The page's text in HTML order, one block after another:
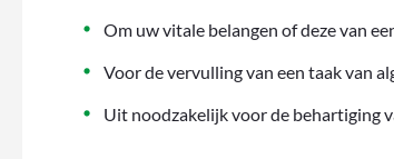
Om uw vitale belangen of deze van
Voor de vervulling van een taak van
Uit noodzakelijk voor de behartiging